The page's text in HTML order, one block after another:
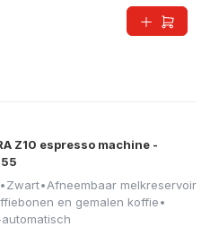
Z10 espresso machine -
•Zwart•Afneembaar melkreservoir
en gemalen koffie•